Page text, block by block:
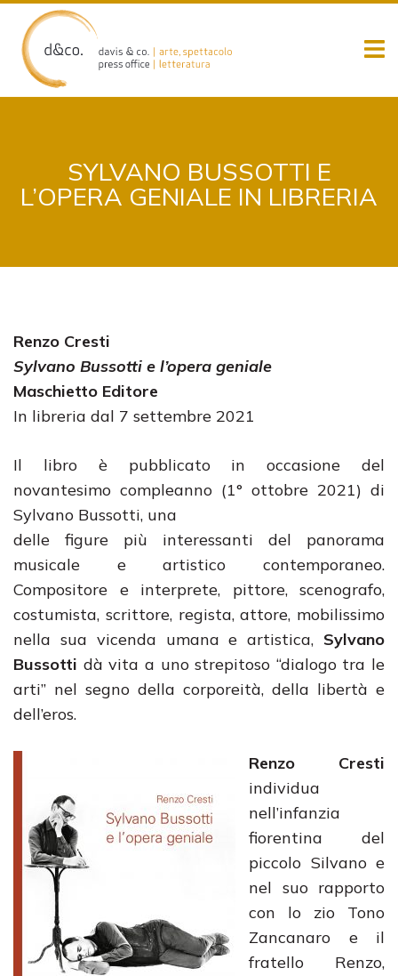
content
SYLVANO BUSSOTTI E
L’OPERA GENIALE IN LIBRERIA
Renzo Cresti
Sylvano Bussotti e l’opera geniale
Maschietto Editore
In libreria dal 7 settembre 2021
Il libro è pubblicato in occasione del
novantesimo compleanno (1° ottobre 2021) di
Sylvano Bussotti, una
delle figure più interessanti del panorama
musicale e artistico contemporaneo.
Compositore e interprete, pittore, scenografo,
costumista, scrittore, regista, attore, mobilissimo
nella sua vicenda umana e artistica, Sylvano
Bussotti dà vita a uno strepitoso “dialogo tra le
arti” nel segno della corporeità, della libertà e
dell’eros.
Renzo Cresti
individua
nell’infanzia
fiorentina del
piccolo Silvano e
nel suo rapporto
con lo zio Tono
Zancanaro e il
fratello Renzo,